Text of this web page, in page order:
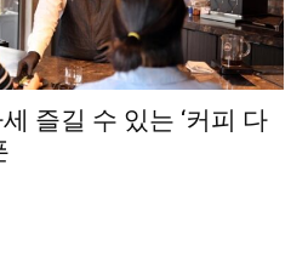
즐길 수 있는 ‘커피 다